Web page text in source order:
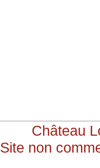
Château
Site non